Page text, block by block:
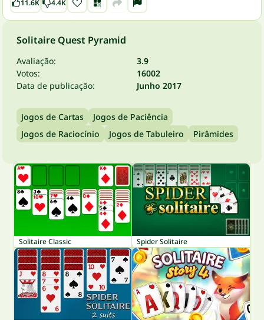
11.6K 4.4K
Solitaire Quest Pyramid
Avaliação:
3.9
Votos:
16002
Data de publicação:
Junho 2017
Jogos de Cartas
Jogos de Paciência
Jogos de Raciocínio
Jogos de Tabuleiro Pirâmides
Solitaire Classic Spider Solitaire